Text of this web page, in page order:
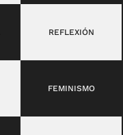
REFLEXIÓN
FEMINISMO